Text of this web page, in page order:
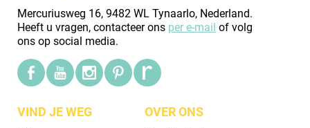
Mercuriusweg 16, 9482 WL Tynaarlo, Nederland.
Heeft u vragen, contacteer ons per e-mail of volg
ons op social media.
VIND JE WEG OVER ONS